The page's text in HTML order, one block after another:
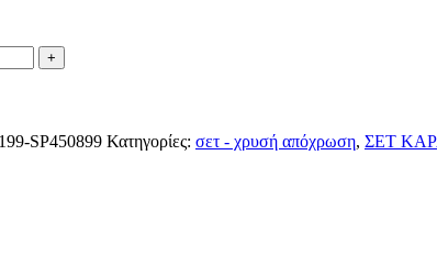
SP450899 Κατηγορίες: σετ - χρυσή απόχρωση, ΣΕΤ